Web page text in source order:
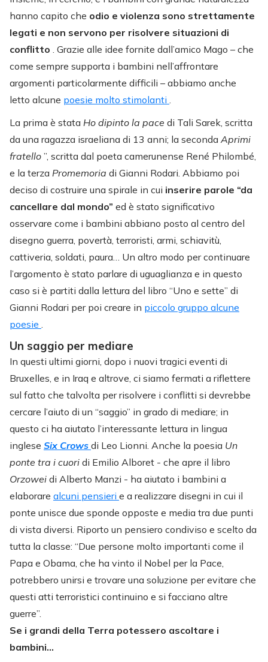
hanno capito che odio e violenza sono strettamente
legati e non servono per risolvere situazioni di
conflitto . Grazie alle idee fornite dall’amico Mago – che
come sempre supporta i bambini nell’affrontare
argomenti particolarmente difficili – abbiamo anche
letto alcune poesie molto stimolanti .
La prima è stata Ho dipinto la pace di Tali Sarek, scritta
da una ragazza israeliana di 13 anni; la seconda Aprimi
fratello ”, scritta dal poeta camerunense René Philombé,
e la terza Promemoria di Gianni Rodari. Abbiamo poi
deciso di costruire una spirale in cui inserire parole “da
cancellare dal mondo” ed è stato significativo
osservare come i bambini abbiano posto al centro del
disegno guerra, povertà, terroristi, armi, schiavitù,
cattiveria, soldati, paura… Un altro modo per continuare
l’argomento è stato parlare di uguaglianza e in questo
caso si è partiti dalla lettura del libro “Uno e sette” di
Gianni Rodari per poi creare in piccolo gruppo alcune
poesie .
Un saggio per mediare
In questi ultimi giorni, dopo i nuovi tragici eventi di
Bruxelles, e in Iraq e altrove, ci siamo fermati a riflettere
sul fatto che talvolta per risolvere i conflitti si devrebbe
cercare l’aiuto di un “saggio” in grado di mediare; in
questo ci ha aiutato l’interessante lettura in lingua
inglese Six Crows di Leo Lionni. Anche la poesia Un
ponte tra i cuori di Emilio Alboret - che apre il libro
Orzowei di Alberto Manzi - ha aiutato i bambini a
elaborare alcuni pensieri e a realizzare disegni in cui il
ponte unisce due sponde opposte e media tra due punti
di vista diversi. Riporto un pensiero condiviso e scelto da
tutta la classe: “Due persone molto importanti come il
Papa e Obama, che ha vinto il Nobel per la Pace,
potrebbero unirsi e trovare una soluzione per evitare che
questi atti terroristici continuino e si facciano altre
guerre”.
Se i grandi della Terra potessero ascoltare i
bambini…